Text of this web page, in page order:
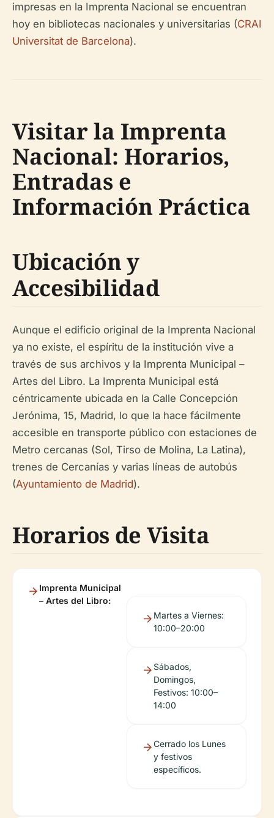
impresas en la Imprenta Nacional se encuentran
hoy en bibliotecas nacionales y universitarias (CRAI
Universitat de Barcelona).
Visitar la Imprenta
Nacional: Horarios,
Entradas e
Información Práctica
Ubicación y
Accesibilidad
Aunque el edificio original de la Imprenta Nacional
ya no existe, el espíritu de la institución vive a
través de sus archivos y la Imprenta Municipal –
Artes del Libro. La Imprenta Municipal está
céntricamente ubicada en la Calle Concepción
Jerónima, 15, Madrid, lo que la hace fácilmente
accesible en transporte público con estaciones de
Metro cercanas (Sol, Tirso de Molina, La Latina),
trenes de Cercanías y varias líneas de autobús
(Ayuntamiento de Madrid).
Horarios de Visita
Imprenta Municipal
– Artes del Libro:
Martes a Viernes:
10:00–20:00
Sábados,
Domingos,
Festivos: 10:00–
14:00
Cerrado los Lunes
y festivos
específicos.